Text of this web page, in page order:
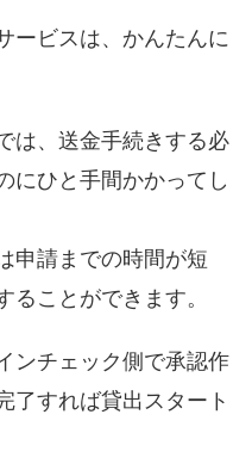
ービスは、かんたんに
は、送金手続きする必
にひと手間かかってし
申請までの時間が短
ることができます。
ンチェック側で承認作
了すれば貸出スタート